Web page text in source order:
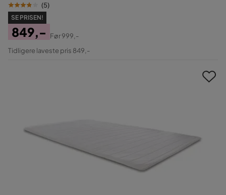
(5)
SE PRISEN!
Pris
849,-
Original
Før999,-
Tidligere laveste pris 849,-